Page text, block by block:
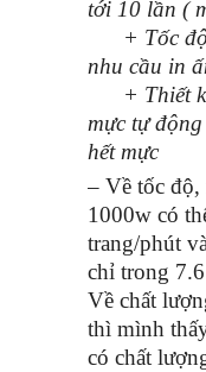
tới 10 lần (
+ Tốc độ
nhu cầu in
+ Thiết kế
mực tự
hết mực
– Về tốc độ,
1000w có
trang/phút
chỉ trong
Về chất
thì mình
có chất